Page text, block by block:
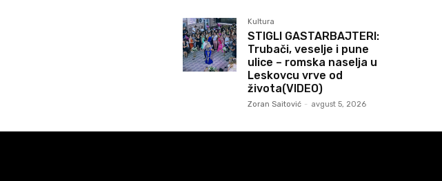
Kultura
STIGLI GASTARBAJTERI:
Trubači, veselje i pune
ulice – romska naselja u
Leskovcu vrve od
života(VIDEO)
Zoran Saitović - avgust 5, 2026